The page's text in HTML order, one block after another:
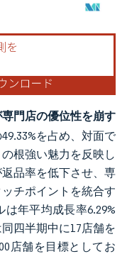
の表示が必要です。
門店の優位性を崩す
を占め、対面で
根強い魅力を反映し
品率を低下させ、専
チポイントを統合す
年平均成長率6.29%
四半期中に17店舗を
店舗を目標としてお